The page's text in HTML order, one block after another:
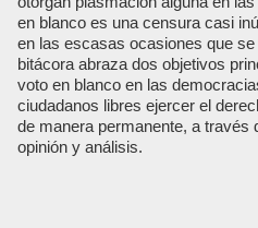
en blanco es una censura casi
en las escasas ocasiones que
bitácora abraza dos objetivos
voto en blanco en las
ciudadanos libres ejercer el
de manera permanente, a través
opinión y análisis.